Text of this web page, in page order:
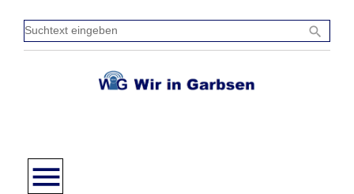
Inhalt
springen
search
menu